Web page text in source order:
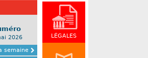
LÉGALES
2026
semaine